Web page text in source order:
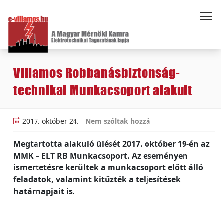
Villamos Robbanásbiztonság-
technikai Munkacsoport alakult
2017. október 24. Nem szóltak hozzá
Megtartotta alakuló ülését 2017. október 19-én az
MMK – ELT RB Munkacsoport. Az eseményen
ismertetésre kerültek a munkacsoport előtt álló
feladatok, valamint kitűzték a teljesítések
határnapjait is.